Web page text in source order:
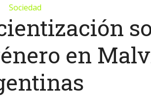
Sociedad
en